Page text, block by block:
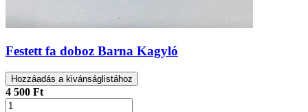
Festett fa doboz Barna Kagyló
Hozzáadás a kivánságlistához
4 500 Ft